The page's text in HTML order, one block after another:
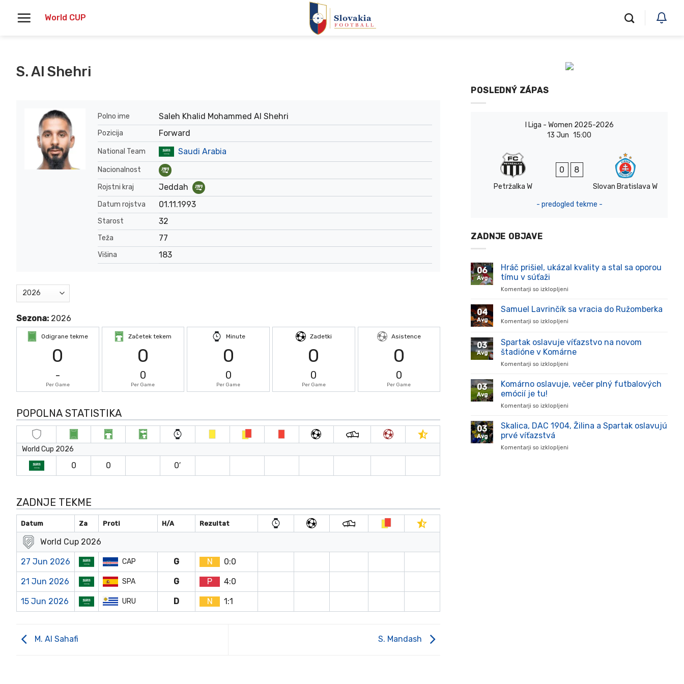
World CUP
S. Al Shehri
Polno ime Saleh Khalid Mohammed Al Shehri
Pozicija Forward
National Team Saudi Arabia
Nacionalnost
Rojstni kraj
Jeddah
Datum rojstva 01.11.1993
Starost 32
Teža 77
Višina 183
Sezona: 2026
Odigrane tekme
0
-
Per Game
Začetek tekem
0
0
Per Game
Minute
0
0
Per Game
Zadetki
0
0
Per Game
Asistence
0
0
Per Game
POPOLNA STATISTIKA
World Cup 2026
0 0 0′
ZADNJE TEKME
Datum Za Proti H/A Rezultat
World Cup 2026
27 Jun 2026 CAP G N 0:0
21 Jun 2026 SPA G P 4:0
15 Jun 2026 URU D N 1:1
M. Al Sahafi S. Mandash
POSLEDNÝ ZÁPAS
I Liga - Women 2025-2026
13 Jun 15:00
Petržalka W
0 8
Slovan Bratislava W
- predogled tekme -
ZADNJE OBJAVE
06
Avg
Hráč prišiel, ukázal kvality a stal sa oporou
tímu v súťaži
Komentarji so izklopljeni
prišiel,
stal
sa
súťaži
04
Avg
Samuel Lavrinčík sa vracia do Ružomberka
Komentarji so izklopljeni
Lavrinčík
vracia
03
Avg
Spartak oslavuje víťazstvo na novom
štadióne v Komárne
Komentarji so izklopljeni
oslavuje
v
03
Avg
Komárno oslavuje, večer plný futbalových
emócií je tu!
Komentarji so izklopljeni
oslavuje,
03
Avg
Skalica, DAC 1904, Žilina a Spartak oslavujú
prvé víťazstvá
Komentarji so izklopljeni